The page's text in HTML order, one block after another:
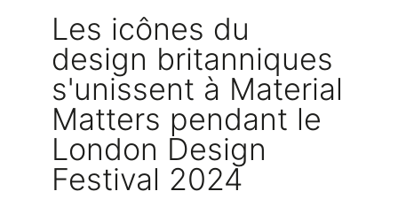
Les icônes du
design britanniques
s'unissent à Material
Matters pendant le
London Design
Festival 2024